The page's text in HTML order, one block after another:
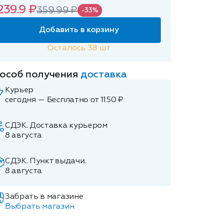
₽359.99 ₽ -33%
Добавить в корзину
Осталось38 шт
получения доставка
Курьер
сегодня — Бесплатно от 1150 ₽
СДЭК. Доставка курьером
8 августа
СДЭК. Пункт выдачи.
8 августа
Забрать в магазине
Выбрать магазин